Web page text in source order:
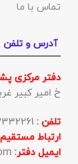
تماس با ما
آدرس و تلفن
دفتر مرکزی
خ امیر کبیر غربی
تلفن :
ارتباط
ایمیل دفتر: